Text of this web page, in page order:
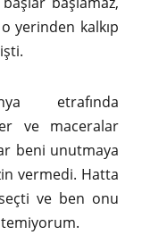
yerinden kalkıp
etrafında
ve maceralar
beni unutmaya
vermedi. Hatta
ve ben onu